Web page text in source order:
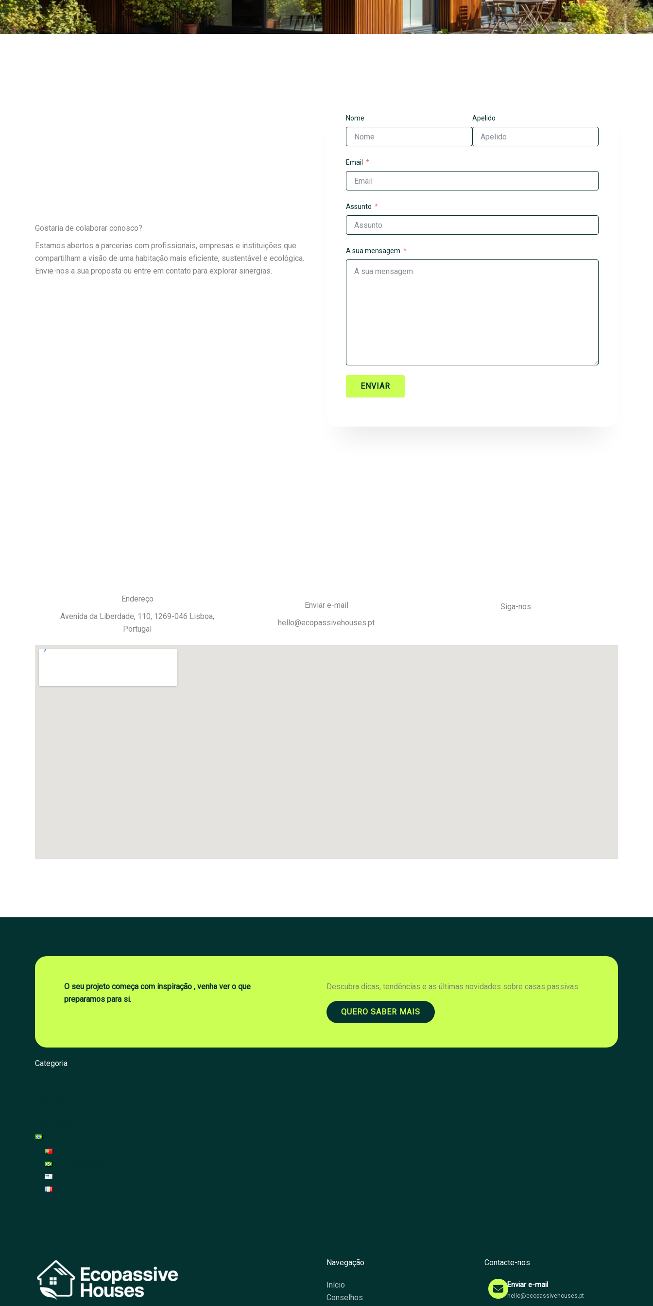
Gostaria de colaborar conosco?
Estamos abertos a parcerias com profissionais, empresas e instituições que
compartilham a visão de uma habitação mais eficiente, sustentável e ecológica.
Envie-nos a sua proposta ou entre em contato para explorar sinergias.
Nome Apelido
Email
Assunto
A sua mensagem
ENVIAR
Endereço
Avenida da Liberdade, 110, 1269-046 Lisboa,
Portugal
Enviar e-mail
hello@ecopassivehouses.pt
Siga-nos
O seu projeto começa com inspiração , venha ver o que
preparamos para si.
Descubra dicas, tendências e as últimas novidades sobre casas passivas.
QUERO SABER MAIS
Categoria
Navegação
Início
Conselhos
Contacte-nos
Enviar e-mail
hello@ecopassivehouses.pt